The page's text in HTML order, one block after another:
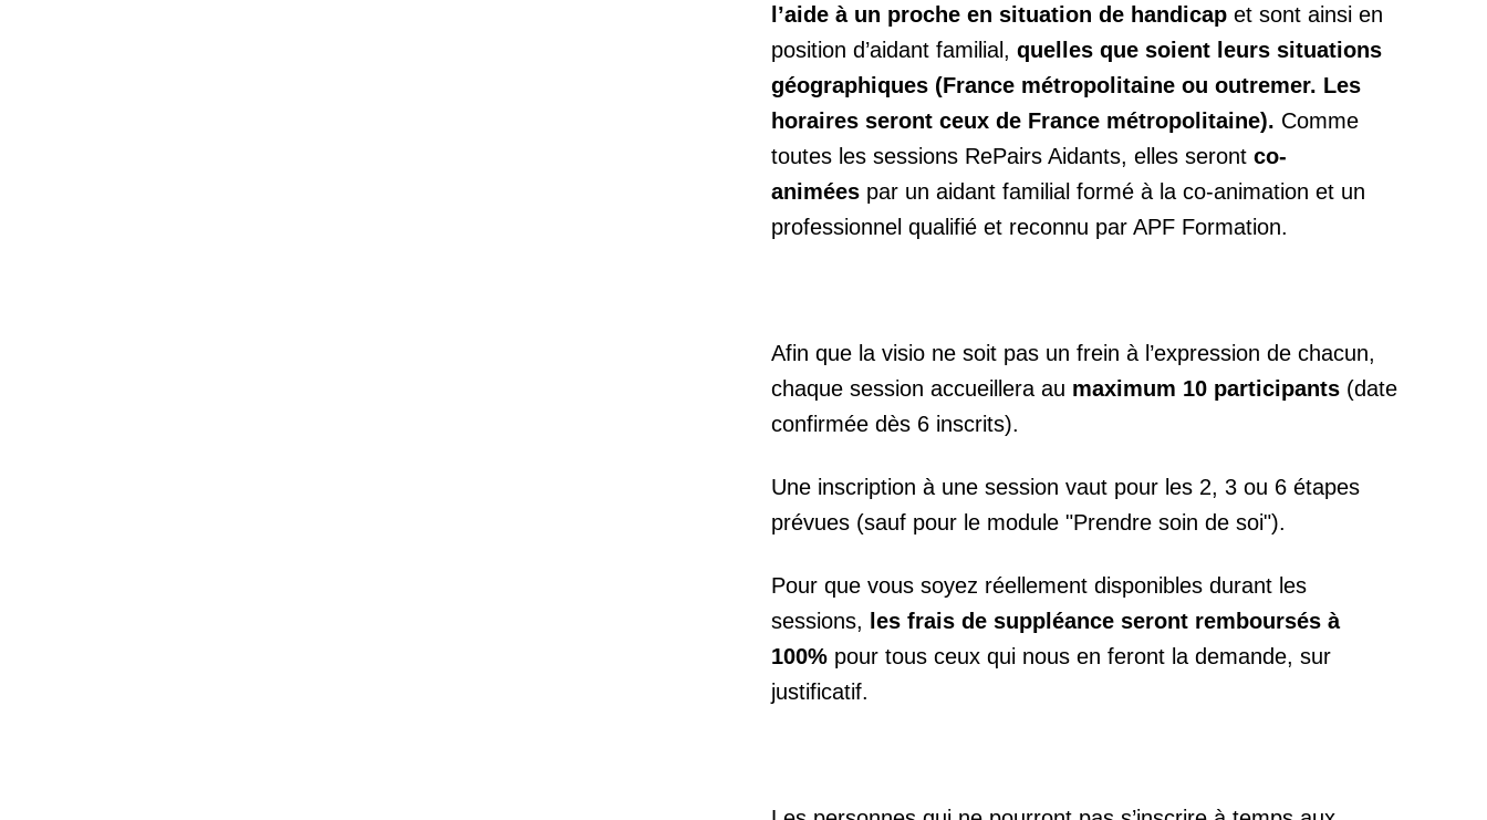
l’aide à un proche en situation de handicap et sont ainsi en
position d’aidant familial, quelles que soient leurs situations
géographiques (France métropolitaine ou outremer. Les
horaires seront ceux de France métropolitaine). Comme
toutes les sessions RePairs Aidants, elles seront co-
animées par un aidant familial formé à la co-animation et un
professionnel qualifié et reconnu par APF Formation.
Afin que la visio ne soit pas un frein à l’expression de chacun,
chaque session accueillera au maximum 10 participants (date
confirmée dès 6 inscrits).
Une inscription à une session vaut pour les 2, 3 ou 6 étapes
prévues (sauf pour le module "Prendre soin de soi").
Pour que vous soyez réellement disponibles durant les
sessions, les frais de suppléance seront remboursés à
100% pour tous ceux qui nous en feront la demande, sur
justificatif.